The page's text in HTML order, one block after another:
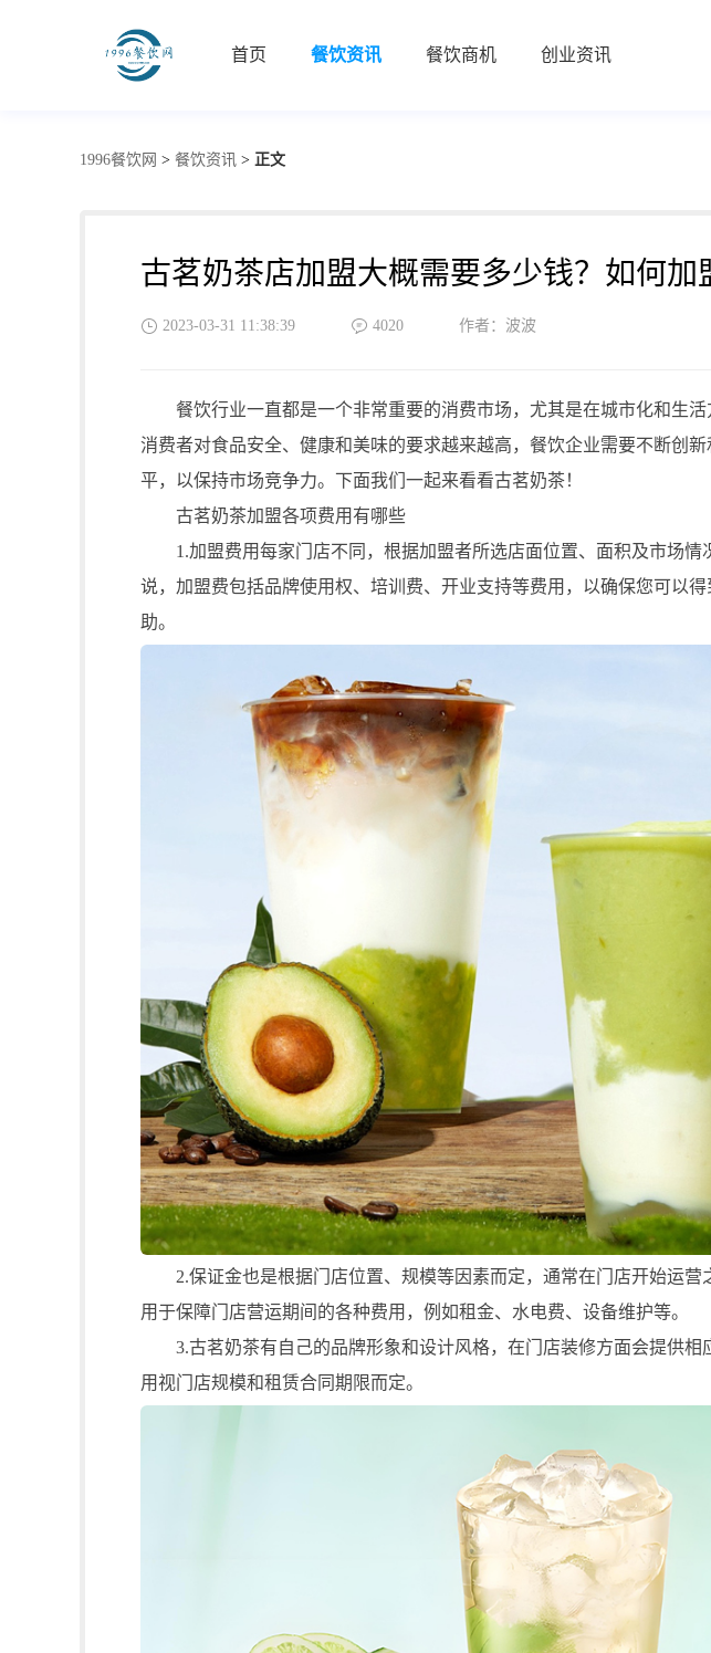
首页 餐饮资讯 餐饮商机 创业资讯
1996餐饮网 > 餐饮资讯 > 正文
古茗奶茶店加盟大概需要多少钱？如何加
2023-03-31 11:38:39 4020 作者：波波
餐饮行业一直都是一个非常重要的消费市场，尤其是在城市化和生活
消费者对食品安全、健康和美味的要求越来越高，餐饮企业需要不断创
平，以保持市场竞争力。下面我们一起来看看古茗奶茶！
古茗奶茶加盟各项费用有哪些
1.加盟费用每家门店不同，根据加盟者所选店面位置、面积及市场情
说，加盟费包括品牌使用权、培训费、开业支持等费用，以确保您可以
助。
2.保证金也是根据门店位置、规模等因素而定，通常在门店开始运营
用于保障门店营运期间的各种费用，例如租金、水电费、设备维护等。
3.古茗奶茶有自己的品牌形象和设计风格，在门店装修方面会提供相
用视门店规模和租赁合同期限而定。